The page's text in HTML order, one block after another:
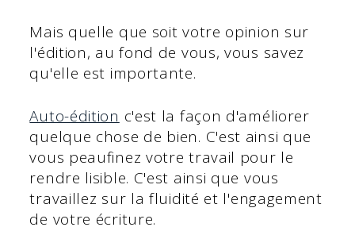
Mais quelle que soit votre opinion sur
l'édition, au fond de vous, vous savez
qu'elle est importante.
Auto-édition c'est la façon d'améliorer
quelque chose de bien. C'est ainsi que
vous peaufinez votre travail pour le
rendre lisible. C'est ainsi que vous
travaillez sur la fluidité et l'engagement
de votre écriture.